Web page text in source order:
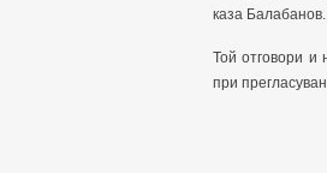
каза Балабанов.
Той отговори и
при